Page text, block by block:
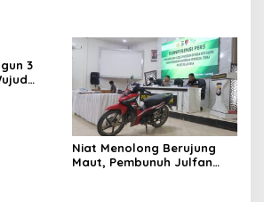
3
Niat Menolong Berujung
Maut, Pembunuh Julfan